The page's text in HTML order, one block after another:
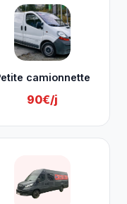
camionnette
90€/j